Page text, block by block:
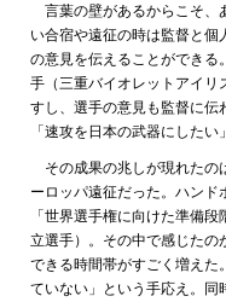
言葉の壁があるからこそ、
い合宿や遠征の時は監督と
の意見を伝えることができる
手（三重バイオレットアイリ
すし、選手の意見も監督に伝
「速攻を日本の武器にした
その成果の兆しが現れたの
ーロッパ遠征だった。ハン
「世界選手権に向けた準備
立選手）。その中で感じたの
できる時間帯がすごく増えた
ていない」という手応え。同